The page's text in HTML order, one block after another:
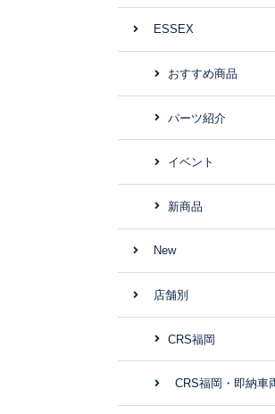
ESSEX
おすすめ商品
パーツ紹介
イベント
新商品
New
店舗別
CRS福岡
CRS福岡・即納車